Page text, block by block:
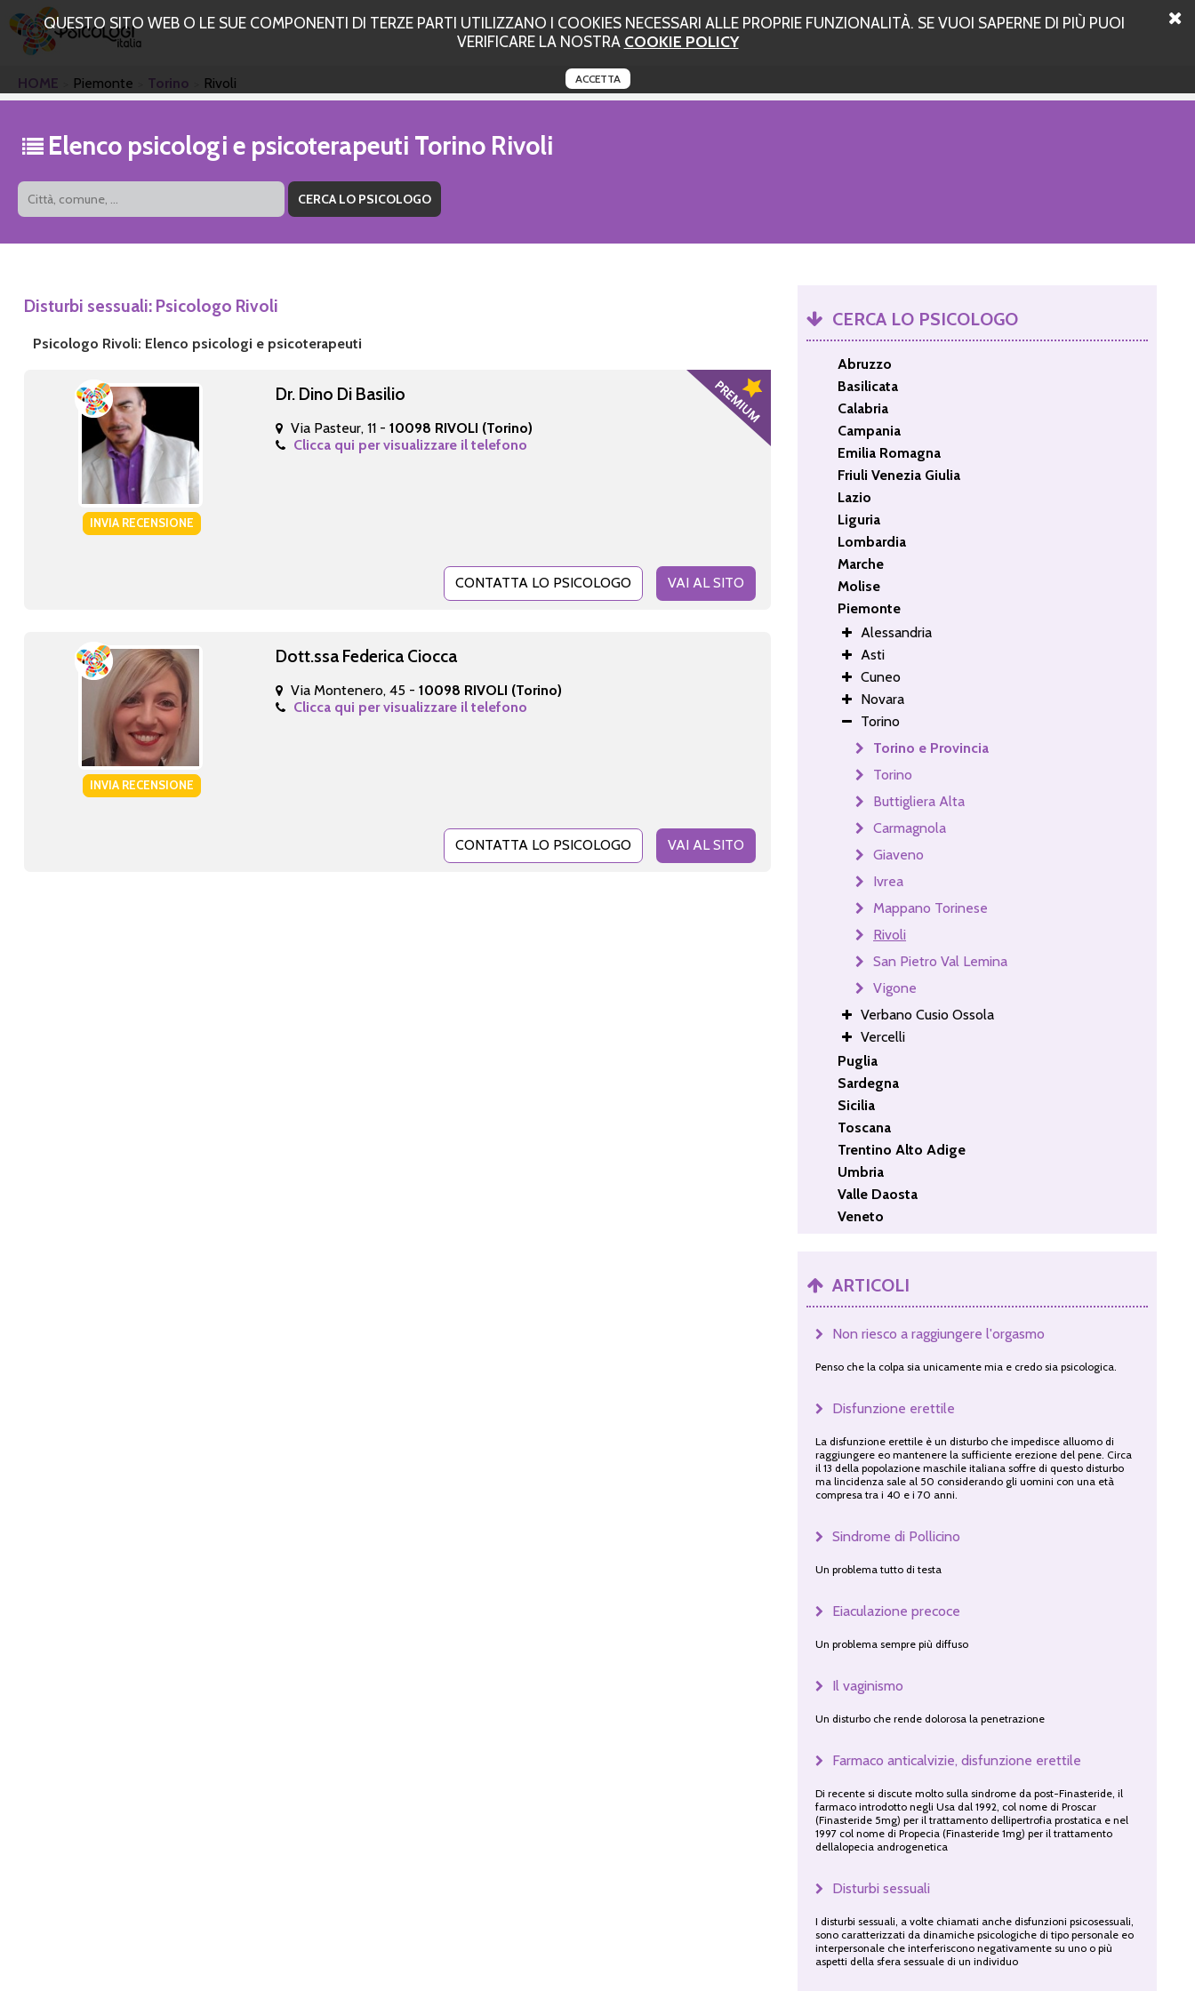
QUESTO SITO WEB O LE SUE COMPONENTI DI TERZE PARTI UTILIZZANO I COOKIES NECESSARI ALLE PROPRIE FUNZIONALITÀ. SE VUOI SAPERNE DI PIÙ PUOI
VERIFICARE LA NOSTRA COOKIE POLICY
ACCETTA
HOME Piemonte Torino Rivoli
Elenco psicologi e psicoterapeuti Torino Rivoli
Disturbi sessuali: Psicologo Rivoli
Psicologo Rivoli: Elenco psicologi e psicoterapeuti
INVIA RECENSIONE
Dr. Dino Di Basilio
Via Pasteur, 11 -10098 RIVOLI (Torino)
Clicca qui per visualizzare il telefono
CONTATTA LO PSICOLOGO VAI AL SITO
INVIA RECENSIONE
Dott.ssa Federica Ciocca
Via Montenero, 45 -10098 RIVOLI (Torino)
Clicca qui per visualizzare il telefono
CONTATTA LO PSICOLOGO VAI AL SITO
CERCA LO PSICOLOGO
Abruzzo
Basilicata
Calabria
Campania
Emilia Romagna
Friuli Venezia Giulia
Lazio
Liguria
Lombardia
Marche
Molise
Piemonte
Alessandria
Asti
Cuneo
Novara
Torino
Torino e Provincia
Torino
Buttigliera Alta
Carmagnola
Giaveno
Ivrea
Mappano Torinese
Rivoli
San Pietro Val Lemina
Vigone
Verbano Cusio Ossola
Vercelli
Puglia
Sardegna
Sicilia
Toscana
Trentino Alto Adige
Umbria
Valle Daosta
Veneto
ARTICOLI
Non riesco a raggiungere l'orgasmo
Penso che la colpa sia unicamente mia e credo sia psicologica.
Disfunzione erettile
La disfunzione erettile è un disturbo che impedisce alluomo di
raggiungere eo mantenere la sufficiente erezione del pene. Circa
il 13 della popolazione maschile italiana soffre di questo disturbo
ma lincidenza sale al 50 considerando gli uomini con una età
compresa tra i 40 e i 70 anni.
Sindrome di Pollicino
Un problema tutto di testa
Eiaculazione precoce
Un problema sempre più diffuso
Il vaginismo
Un disturbo che rende dolorosa la penetrazione
Farmaco anticalvizie, disfunzione erettile
Di recente si discute molto sulla sindrome da post-Finasteride, il
farmaco introdotto negli Usa dal 1992, col nome di Proscar
(Finasteride 5mg) per il trattamento dellipertrofia prostatica e nel
1997 col nome di Propecia (Finasteride 1mg) per il trattamento
dellalopecia androgenetica
Disturbi sessuali
I disturbi sessuali, a volte chiamati anche disfunzioni psicosessuali,
sono caratterizzati da dinamiche psicologiche di tipo personale eo
interpersonale che interferiscono negativamente su uno o più
aspetti della sfera sessuale di un individuo